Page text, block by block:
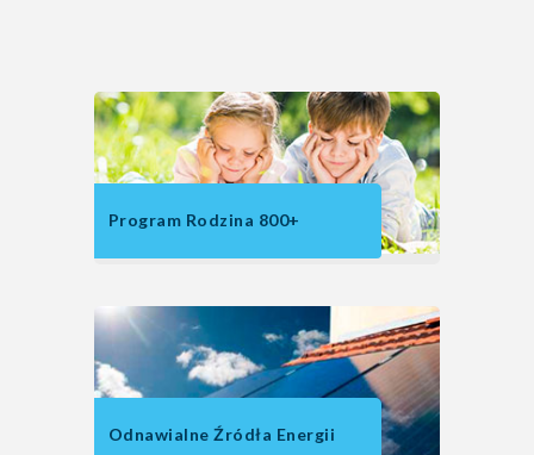
Program Rodzina 800+
Odnawialne Źródła Energii